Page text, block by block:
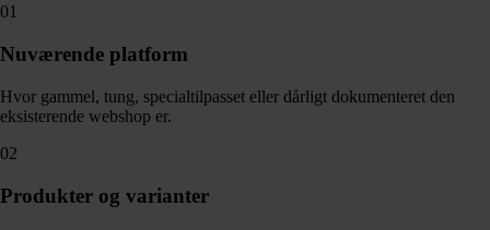
01
Nuværende platform
Hvor gammel, tung, specialtilpasset eller dårligt dokumenteret den
eksisterende webshop er.
02
Produkter og varianter